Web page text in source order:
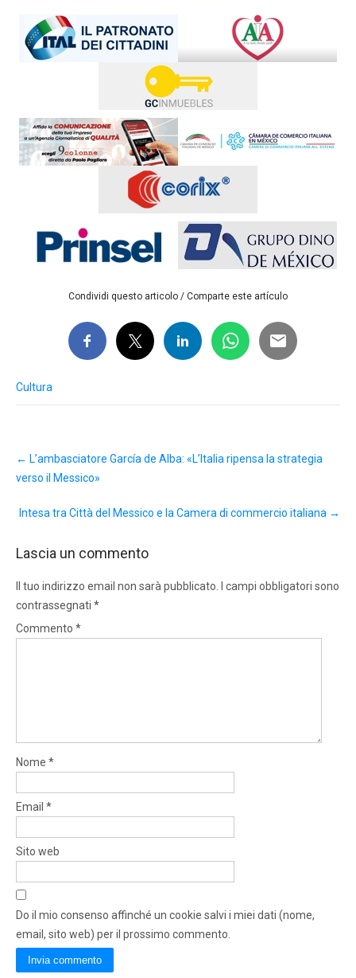
Condividi questo articolo / Comparte este artículo
Cultura
navigation
← L’ambasciatore García de Alba: «L’Italia ripensa la strategia
verso il Messico»
Intesa tra Città del Messico e la Camera di commercio italiana →
Lascia un commento
Il tuo indirizzo email non sarà pubblicato.
I campi obbligatori sono
contrassegnati *
Commento *
Nome *
Email *
Sito web
Do il mio consenso affinché un cookie salvi i miei dati (nome,
email, sito web) per il prossimo commento.